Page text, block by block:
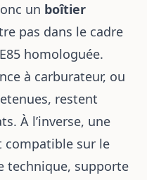
un boîtier
pas dans le cadre
homologuée.
à carburateur, ou
restent
À l’inverse, une
compatible sur le
technique, supporte